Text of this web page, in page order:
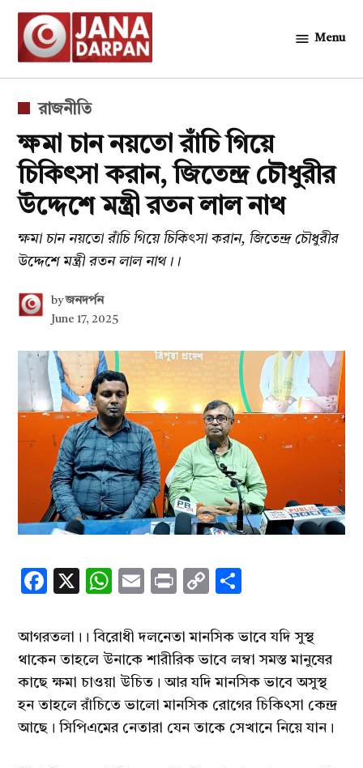
Skip
content
Menu
POSTED
রাজনীতি
ক্ষমা চান নয়তো রাঁচি গিয়ে
চিকিৎসা করান, জিতেন্দ্র চৌধুরীর
উদ্দেশে মন্ত্রী রতন লাল নাথ
ক্ষমা চান নয়তো রাঁচি গিয়ে চিকিৎসা করান, জিতেন্দ্র চৌধুরীর
উদ্দেশে মন্ত্রী রতন লাল নাথ।।
by জনদর্পন
June 17, 2025
Facebook
X WhatsApp
EmailPrintCopy
আগরতলা।। বিরোধী দলনেতা মানসিক ভাবে যদি সুস্থ
থাকেন তাহলে উনাকে শারীরিক ভাবে লম্বা সমস্ত মানুষের
কাছে ক্ষমা চাওয়া উচিত। আর যদি মানসিক ভাবে অসুস্থ
হন তাহলে রাঁচিতে ভালো মানসিক রোগের চিকিৎসা কেন্দ্র
আছে। সিপিএমের নেতারা যেন তাকে সেখানে নিয়ে যান।